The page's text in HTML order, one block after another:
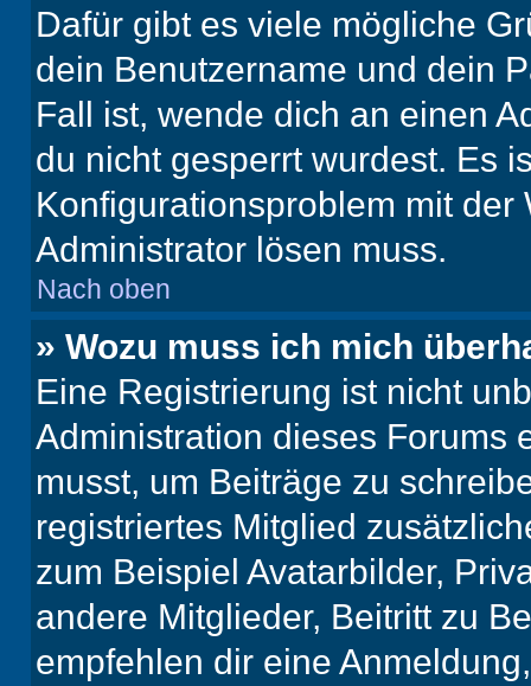
Dafür gibt es viele mögliche
dein Benutzername und dein
Fall ist, wende dich an einen
du nicht gesperrt wurdest. Es
Konfigurationsproblem mit
Administrator lösen muss.
Nach oben
» Wozu muss ich mich
Eine Registrierung ist nicht
Administration dieses Forums
musst, um Beiträge zu
registriertes Mitglied
zum Beispiel Avatarbilder,
andere Mitglieder, Beitritt zu
empfehlen dir eine